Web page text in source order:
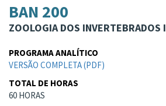
BAN 200
ZOOLOGIA DOS INVERTEBRADOS I
PROGRAMA ANALÍTICO
VERSÃO COMPLETA (PDF)
TOTAL DE HORAS
60 HORAS